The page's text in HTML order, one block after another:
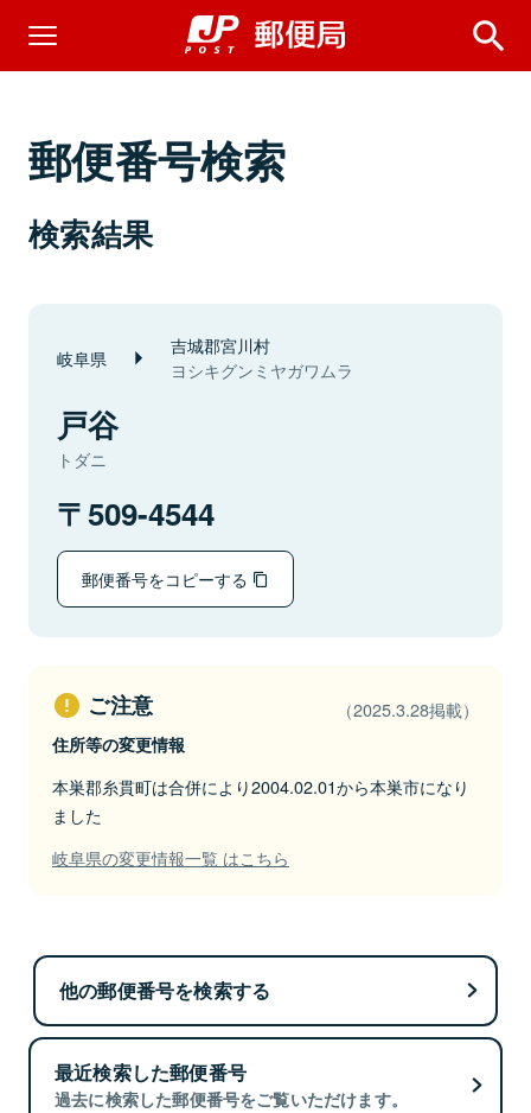
郵便番号検索
検索結果
岐阜県 吉城郡宮川村
ヨシキグンミヤガワムラ
戸谷
トダニ
509-4544
郵便番号をコピーする
ご注意 （2025.3.28掲載）
住所等の変更情報
本巣郡糸貫町は合併により2004.02.01から本巣市になり
ました
岐阜県の変更情報一覧 はこちら
他の郵便番号を検索する
最近検索した郵便番号
過去に検索した郵便番号をご覧いただけます。